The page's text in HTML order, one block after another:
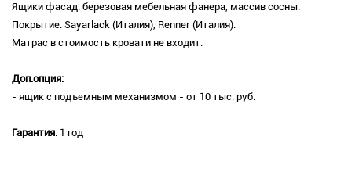
Ящики фасад: березовая мебельная фанера, массив сосны.
Покрытие: Sayarlack (Италия), Renner (Италия).
Матрас в стоимость кровати не входит.
Доп.опция:
- ящик с подъемным механизмом - от 10 тыс. руб.
Гарантия: 1 год